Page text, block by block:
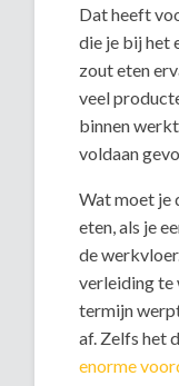
Dat heeft
die je bij het
zout eten
veel
binnen
voldaan
Wat moet je
eten, als je
de
verleiding te
termijn
af. Zelfs het
enorme